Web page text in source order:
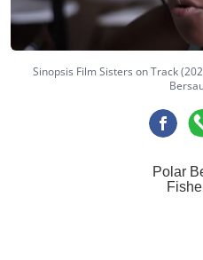
Sinopsis Film Sisters on Track